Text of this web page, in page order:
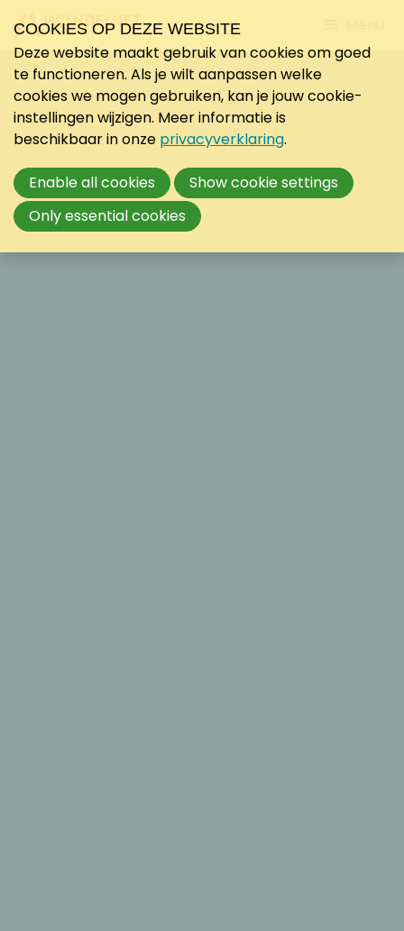
to
COOKIES OP DEZE WEBSITE
Deze website maakt gebruik van cookies om goed
te functioneren. Als je wilt aanpassen welke
cookies we mogen gebruiken, kan je jouw cookie-
instellingen wijzigen. Meer informatie is
beschikbaar in onze privacyverklaring.
Enable all cookies
Show cookie settings
Only essential cookies